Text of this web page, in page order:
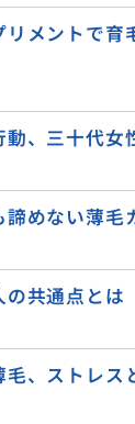
メントで育
、三十代女
諦めない薄毛
共通点とは
毛、ストレス